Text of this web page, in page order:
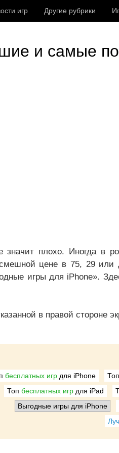
игр Другие рубрики
и самые
плохо. Иногда в
цене в 75, 29 или
игры для iPhone».
в правой стороне
бесплатных игрдля iPhone Топ
Топ бесплатных игрдля iPad
Выгодные игры для iPhone